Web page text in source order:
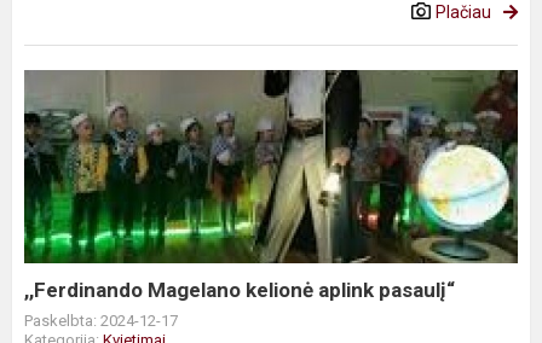
Plačiau
Magelano
kelionė
aplink
pasaulį“
,,Ferdinando Magelano kelionė aplink pasaulį“
Paskelbta: 2024-12-17